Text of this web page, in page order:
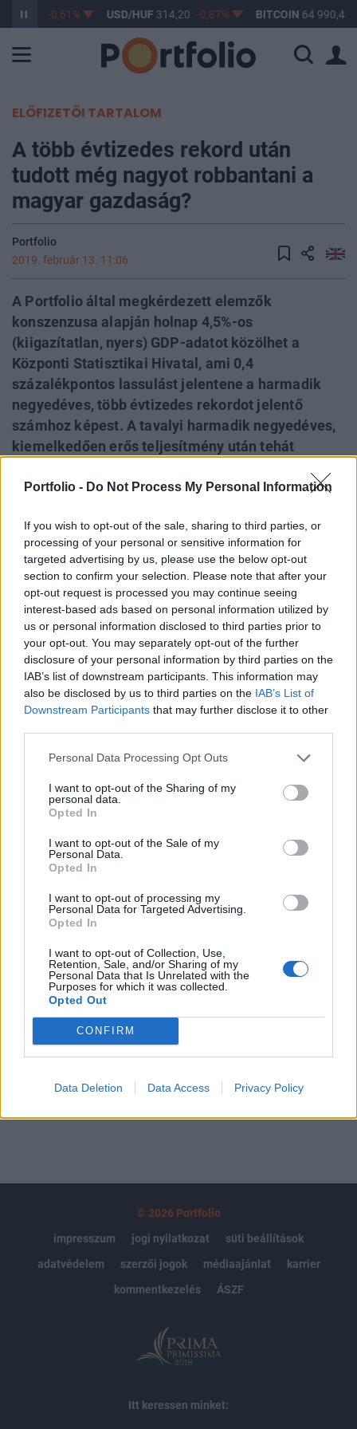
Portfolio - Do Not Process My Personal Information
If you wish to opt-out of the sale, sharing to third parties, or
processing of your personal or sensitive information for
targeted advertising by us, please use the below opt-out
section to confirm your selection. Please note that after your
opt-out request is processed you may continue seeing
interest-based ads based on personal information utilized by
us or personal information disclosed to third parties prior to
your opt-out. You may separately opt-out of the further
disclosure of your personal information by third parties on the
IAB’s list of downstream participants. This information may
also be disclosed by us to third parties on the IAB’s List of
Downstream Participants that may further disclose it to other
Personal Data Processing Opt Outs
I want to opt-out of the Sharing of my
personal data.
Opted In
I want to opt-out of the Sale of my
Personal Data.
Opted In
I want to opt-out of processing my
Personal Data for Targeted Advertising.
Opted In
I want to opt-out of Collection, Use,
Retention, Sale, and/or Sharing of my
Personal Data that Is Unrelated with the
Purposes for which it was collected.
Opted Out
CONFIRM
Data Deletion Data Access Privacy Policy
363,17 -0,61% USD/HUF314,20 -0,87% BITCOIN64 990,42
ELŐFIZETŐI TARTALOM
A több évtizedes rekord után
tudott még nagyot robbantani a
magyar gazdaság?
Portfolio
2019. február 13. 11:06
A Portfolio által megkérdezett elemzők
konszenzusa alapján holnap 4,5%-os
(kiigazítatlan, nyers) GDP-adatot közölhet a
Központi Statisztikai Hivatal, ami 0,4
százalékpontos lassulást jelentene a harmadik
negyedéves, több évtizedes rekordot jelentő
számhoz képest. A tavalyi harmadik negyedéves,
kiemelkedően erős teljesítmény után tehát
azonban nincs kőbe vésve, vannak ugyanis
elhanyagolható meglepetés-potenciál van a
holnapi adatban. Abban egyetértenek a piaci
szakértők, hogy idén érezhető lassulás jöhet a
hazai gazdaságban, az ennek mértékére adott
előrejelzések azonban nagy szórást mutatnak.
Back to Europe 2026Az áprilisi választások után
visszakerült az európai térképre Magyarország, a kormány
kiemelt célja az uniós források hazahozatala, illetve
hosszabb távon az euró bevezetése. Milyen utat kell
kérdéssel foglalkozik a Portfolio konferenciája, mely
szakértőkkel...
A keresett cikk a portfolio.hu hírarchívumához
regisztrációhoz kötött.
Az előfizetés a következőket tartalmazza:
Portfolio.hu teljes cikkarchívum
Kötéslisták: BÉT elmúlt 2 év napon belüli
kötéslistái
MÁR ELŐFIZETŐNK VAGY?BEJELENTKEZÉS
© 2026 Portfolio
impresszum
jogi nyilatkozat
süti beállítások
adatvédelem
szerzői jogok médiaajánlat
karrier
kommentkezelés
ÁSZF
Itt keressen minket: